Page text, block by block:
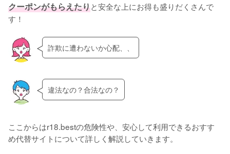
クーポンがもらえたりと安全な上にお得も盛りだくさんで
す！
詐欺に遭わないか心配、、
違法なの？合法なの？
ここからはr18.bestの危険性や、安心して利用できるおすす
め代替サイトについて詳しく解説していきます。